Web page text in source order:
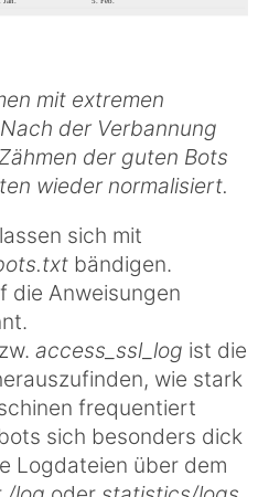
mit extremen
der Verbannung
der guten Bots
wieder normalisiert.
sich mit
bändigen.
die Anweisungen
access_ssl_log ist die
wie stark
frequentiert
sich besonders dick
Logdateien über dem